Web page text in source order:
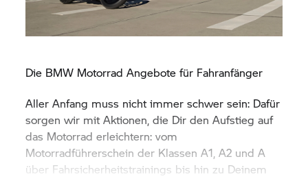
Die BMW Motorrad Angebote für Fahranfänger
Aller Anfang muss nicht immer schwer sein: Dafür
sorgen wir mit Aktionen, die Dir den Aufstieg auf
das Motorrad erleichtern: vom
Motorradführerschein der Klassen A1, A2 und A
über Fahrsicherheitstrainings bis hin zu Deinem